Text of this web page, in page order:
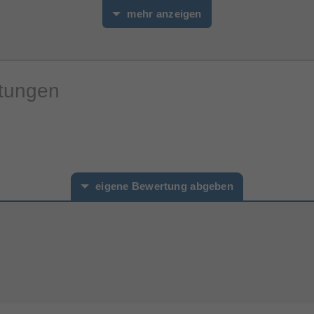
Verpackungshöhe
Konformität von Elektro- und
Elektronik-Altgeräten (WEEE)
mehr anzeigen
eigene Bewertung abgeben